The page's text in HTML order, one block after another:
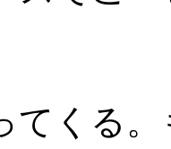
てくる